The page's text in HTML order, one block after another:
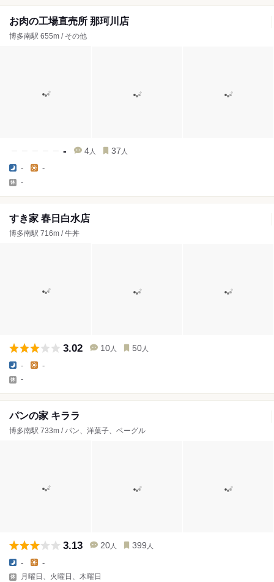
お肉の工場直売所 那珂川店
博多南駅 655m / その他
- 4 人 37 人
- -
-
すき家 春日白水店
博多南駅 716m / 牛丼
3.02 10 人 50 人
- -
-
パンの家 キララ
博多南駅 733m / パン、洋菓子、ベーグル
3.13 20 人 399 人
- -
月曜日、火曜日、木曜日